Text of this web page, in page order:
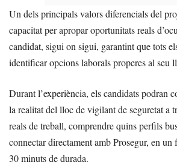
Un dels principals valors diferencials del
capacitat per apropar oportunitats reals
candidat, sigui on sigui, garantint que tots
identificar opcions laborals properes al seu
Durant l’experiència, els candidats podran
la realitat del lloc de vigilant de seguretat a
reals de treball, comprendre quins perfils
connectar directament amb Prosegur, en un
30 minuts de durada.